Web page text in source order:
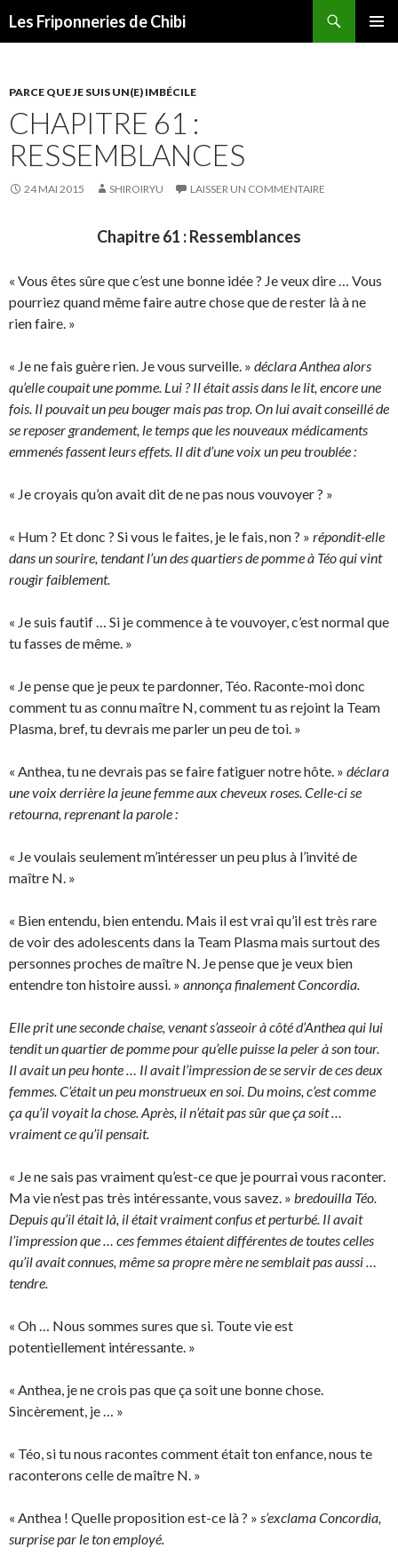
Les Friponneries de Chibi
PARCE QUE JE SUIS UN(E) IMBÉCILE
CHAPITRE 61 :
RESSEMBLANCES
24 MAI 2015 SHIROIRYU LAISSER UN COMMENTAIRE
Chapitre 61 : Ressemblances
« Vous êtes sûre que c’est une bonne idée ? Je veux dire … Vous
pourriez quand même faire autre chose que de rester là à ne
rien faire. »
« Je ne fais guère rien. Je vous surveille. » déclara Anthea alors
qu’elle coupait une pomme. Lui ? Il était assis dans le lit, encore une
fois. Il pouvait un peu bouger mais pas trop. On lui avait conseillé de
se reposer grandement, le temps que les nouveaux médicaments
emmenés fassent leurs effets. Il dit d’une voix un peu troublée :
« Je croyais qu’on avait dit de ne pas nous vouvoyer ? »
« Hum ? Et donc ? Si vous le faites, je le fais, non ? » répondit-elle
dans un sourire, tendant l’un des quartiers de pomme à Téo qui vint
rougir faiblement.
« Je suis fautif … Si je commence à te vouvoyer, c’est normal que
tu fasses de même. »
« Je pense que je peux te pardonner, Téo. Raconte-moi donc
comment tu as connu maître N, comment tu as rejoint la Team
Plasma, bref, tu devrais me parler un peu de toi. »
« Anthea, tu ne devrais pas se faire fatiguer notre hôte. » déclara
une voix derrière la jeune femme aux cheveux roses. Celle-ci se
retourna, reprenant la parole :
« Je voulais seulement m’intéresser un peu plus à l’invité de
maître N. »
« Bien entendu, bien entendu. Mais il est vrai qu’il est très rare
de voir des adolescents dans la Team Plasma mais surtout des
personnes proches de maître N. Je pense que je veux bien
entendre ton histoire aussi. » annonça finalement Concordia.
Elle prit une seconde chaise, venant s’asseoir à côté d’Anthea qui lui
tendit un quartier de pomme pour qu’elle puisse la peler à son tour.
Il avait un peu honte … Il avait l’impression de se servir de ces deux
femmes. C’était un peu monstrueux en soi. Du moins, c’est comme
ça qu’il voyait la chose. Après, il n’était pas sûr que ça soit …
vraiment ce qu’il pensait.
« Je ne sais pas vraiment qu’est-ce que je pourrai vous raconter.
Ma vie n’est pas très intéressante, vous savez. » bredouilla Téo.
Depuis qu’il était là, il était vraiment confus et perturbé. Il avait
l’impression que … ces femmes étaient différentes de toutes celles
qu’il avait connues, même sa propre mère ne semblait pas aussi …
tendre.
« Oh … Nous sommes sures que si. Toute vie est
potentiellement intéressante. »
« Anthea, je ne crois pas que ça soit une bonne chose.
Sincèrement, je … »
« Téo, si tu nous racontes comment était ton enfance, nous te
raconterons celle de maître N. »
« Anthea ! Quelle proposition est-ce là ? » s’exclama Concordia,
surprise par le ton employé.